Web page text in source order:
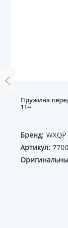
Пружина
11--
Бренд: WXQP
Артикул: